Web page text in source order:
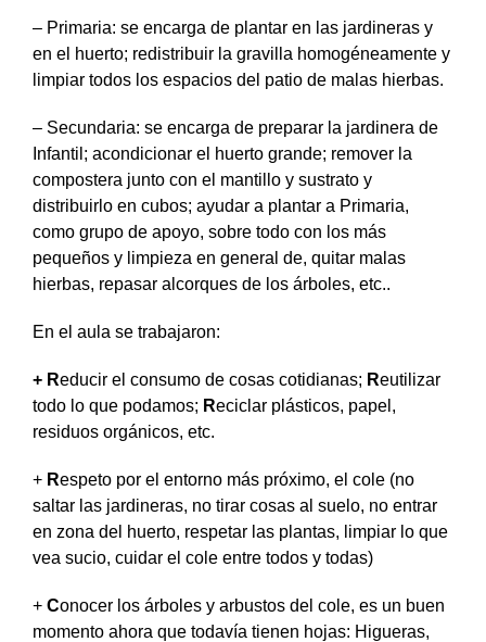
– Primaria: se encarga de plantar en las jardineras y
en el huerto; redistribuir la gravilla homogéneamente y
limpiar todos los espacios del patio de malas hierbas.
– Secundaria: se encarga de preparar la jardinera de
Infantil; acondicionar el huerto grande; remover la
compostera junto con el mantillo y sustrato y
distribuirlo en cubos; ayudar a plantar a Primaria,
como grupo de apoyo, sobre todo con los más
pequeños y limpieza en general de, quitar malas
hierbas, repasar alcorques de los árboles, etc..
En el aula se trabajaron:
+ Reducir el consumo de cosas cotidianas; Reutilizar
todo lo que podamos; Reciclar plásticos, papel,
residuos orgánicos, etc.
+ Respeto por el entorno más próximo, el cole (no
saltar las jardineras, no tirar cosas al suelo, no entrar
en zona del huerto, respetar las plantas, limpiar lo que
vea sucio, cuidar el cole entre todos y todas)
+ Conocer los árboles y arbustos del cole, es un buen
momento ahora que todavía tienen hojas: Higueras,